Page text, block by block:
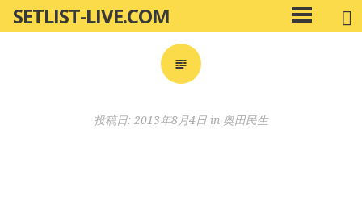
ン
SETLIST-LIVE.COM
メ
イ
投稿日: 2013年8月4日 in 奥田民生